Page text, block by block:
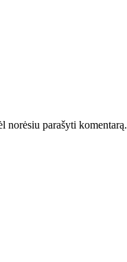
norėsiu parašyti komentarą.